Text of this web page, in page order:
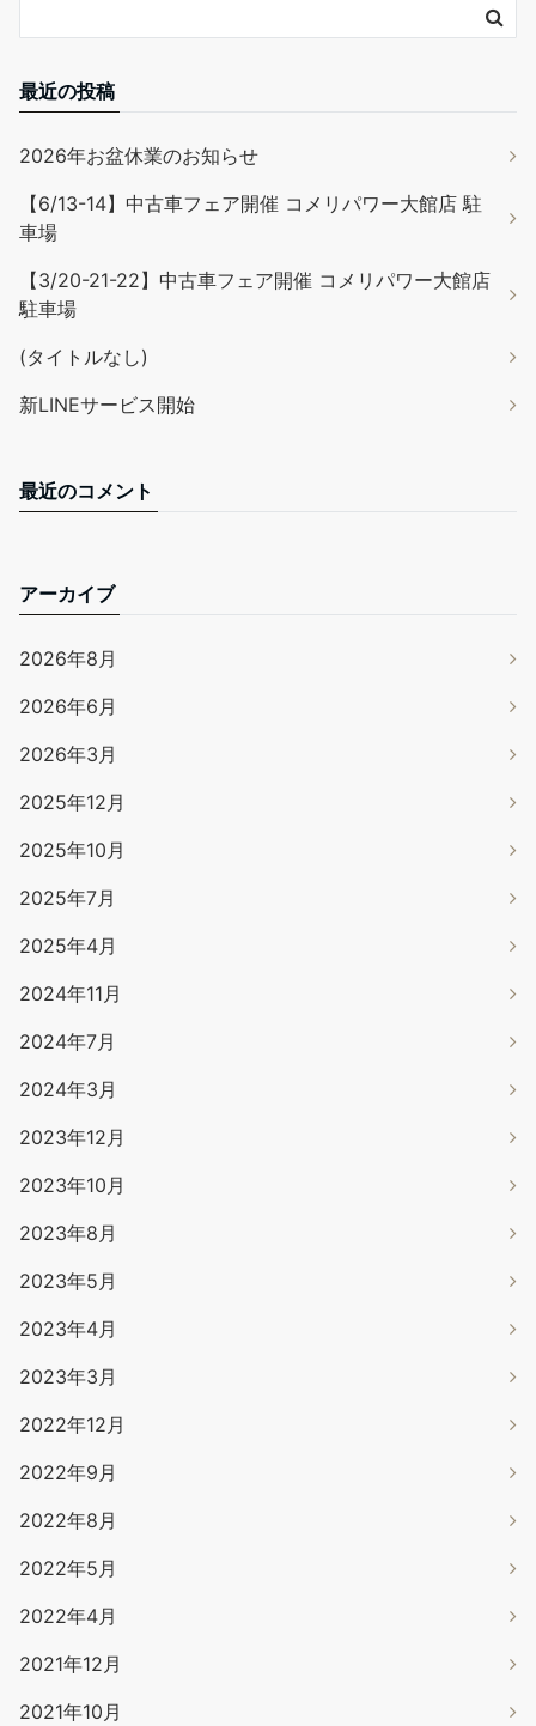
最近の投稿
2026年お盆休業のお知らせ
【6/13-14】中古車フェア開催 コメリパワー大館店 駐
車場
【3/20-21-22】中古車フェア開催 コメリパワー大館店
駐車場
(タイトルなし)
新LINEサービス開始
最近のコメント
アーカイブ
2026年8月
2026年6月
2026年3月
2025年12月
2025年10月
2025年7月
2025年4月
2024年11月
2024年7月
2024年3月
2023年12月
2023年10月
2023年8月
2023年5月
2023年4月
2023年3月
2022年12月
2022年9月
2022年8月
2022年5月
2022年4月
2021年12月
2021年10月